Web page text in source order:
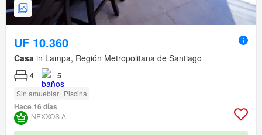
UF 10.360
Casa in Lampa, Región Metropolitana de Santiago
4 5
Sin amueblar Piscina
Hace 16 días
NEXXOS A